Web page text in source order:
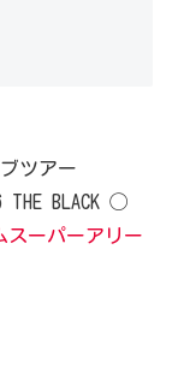
ブツアー
THE BLACK ◯
スーパーアリー